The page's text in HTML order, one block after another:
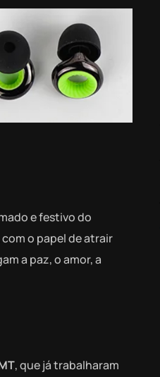
e festivo do
o papel de atrair
a paz, o amor, a
, que já trabalharam